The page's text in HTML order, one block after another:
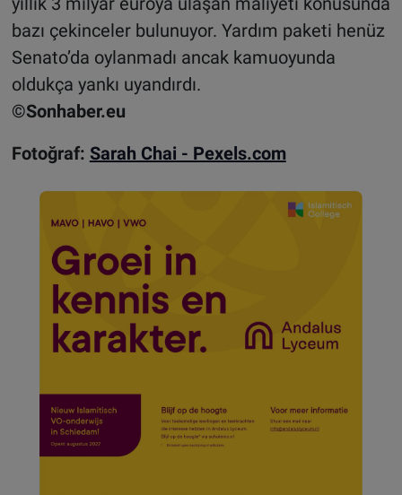
bazı çekinceler bulunuyor. Yardım paketi henüz
Senato’da oylanmadı ancak kamuoyunda
oldukça yankı uyandırdı.
©Sonhaber.eu
Fotoğraf: Sarah Chai - Pexels.com